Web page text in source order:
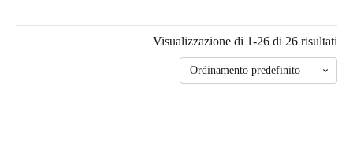
Visualizzazione di 1-26 di 26 risultati